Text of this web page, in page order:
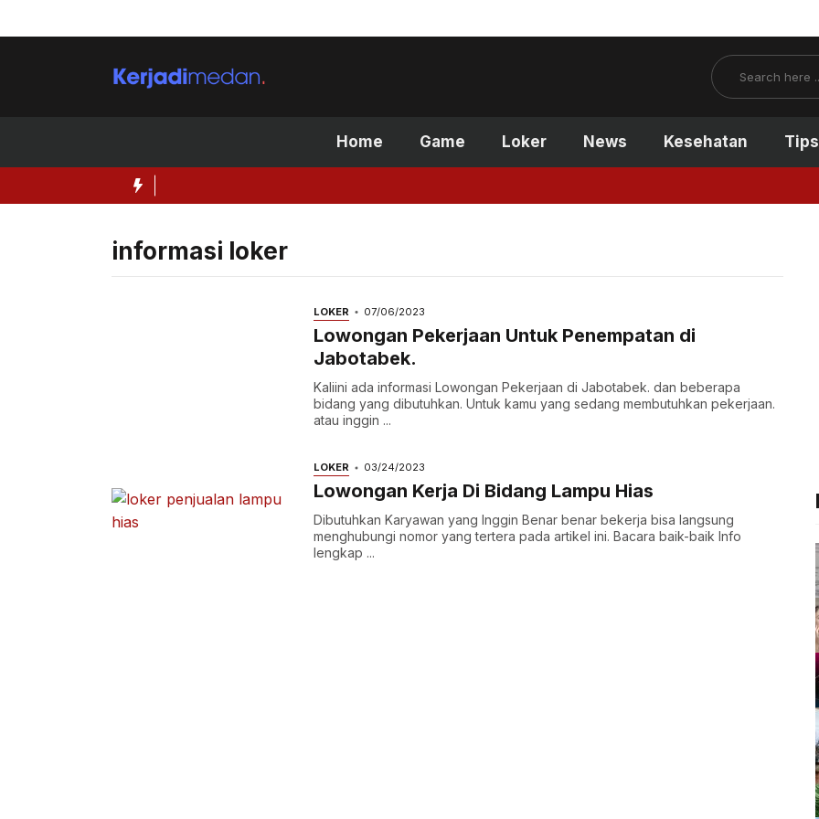
to
Search
Home Game Loker News Kesehatan Tips
informasi loker
LOKER 07/06/2023
Lowongan Pekerjaan Untuk Penempatan di
Jabotabek.
Kaliini ada informasi Lowongan Pekerjaan di Jabotabek. dan beberapa
bidang yang dibutuhkan. Untuk kamu yang sedang membutuhkan pekerjaan.
atau inggin ...
LOKER 03/24/2023
Lowongan Kerja Di Bidang Lampu Hias
Dibutuhkan Karyawan yang Inggin Benar benar bekerja bisa langsung
menghubungi nomor yang tertera pada artikel ini. Bacara baik-baik Info
lengkap ...